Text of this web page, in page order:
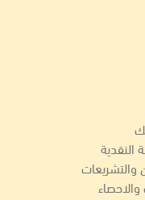
النقدية
والتشريعات